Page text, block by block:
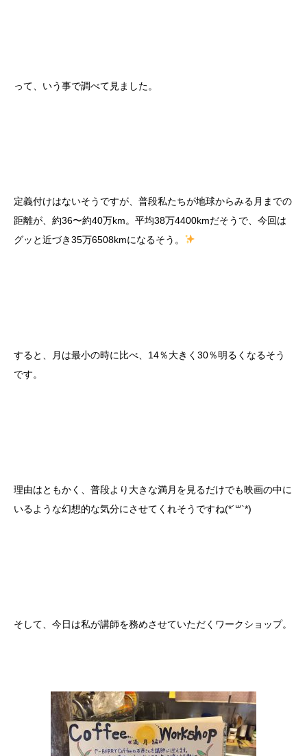
って、いう事で調べて見ました。
定義付けはないそうですが、普段私たちが地球からみる月までの
距離が、約36〜約40万km。平均38万4400kmだそうで、今回は
グッと近づき35万6508kmになるそう。
すると、月は最小の時に比べ、14％大きく30％明るくなるそう
です。
理由はともかく、普段より大きな満月を見るだけでも映画の中に
いるような幻想的な気分にさせてくれそうですね(*´꒳`*)
そして、今日は私が講師を務めさせていただくワークショップ。